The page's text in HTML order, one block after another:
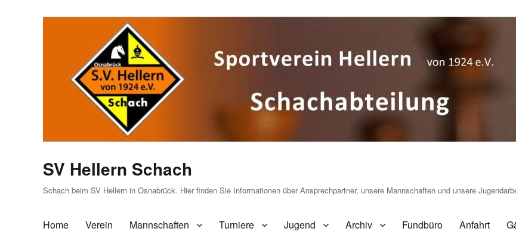
SV Hellern Schach
Schach beim SV Hellern in Osnabrück. Hier finden Sie Informationen über Ansprechpartner, unsere Mannschaften und unsere
Home Verein Mannschaften Turniere Jugend Archiv Fundbüro Anfahrt